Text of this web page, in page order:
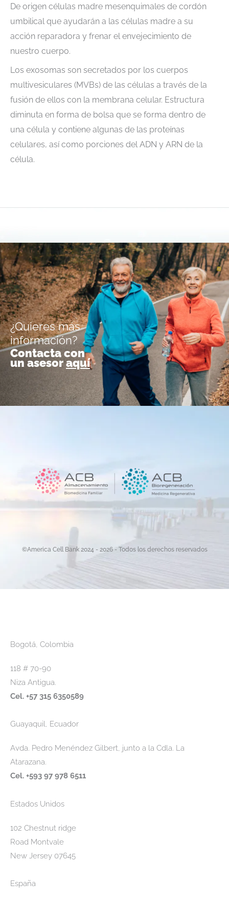
De origen células madre mesenquimales de cordón
umbilical que ayudarán a las células madre a su
acción reparadora y frenar el envejecimiento de
nuestro cuerpo.
Los exosomas son secretados por los cuerpos
multivesiculares (MVBs) de las células a través de la
fusión de ellos con la membrana celular. Estructura
diminuta en forma de bolsa que se forma dentro de
una célula y contiene algunas de las proteínas
celulares, así como porciones del ADN y ARN de la
célula.
¿Quieres más
información?
Contacta con
un asesoraquí
©America Cell Bank 2024 - 2026 - Todos los derechos reservados
Bogotá, Colombia
118 # 70-90
Niza Antigua.
Cel. +57 315 6350589
Guayaquil, Ecuador
Avda. Pedro Menéndez Gilbert, junto a la Cdla. La
Atarazana.
Cel. +593 97 978 6511
Estados Unidos
102 Chestnut ridge
Road Montvale
New Jersey 07645
España